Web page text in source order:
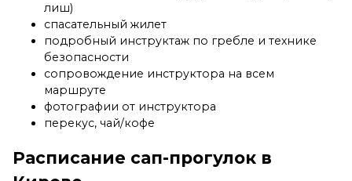
лиш)
спасательный жилет
подробный инструктаж по гребле и технике
безопасности
сопровождение инструктора на всем
маршруте
фотографии от инструктора
перекус, чай/кофе
Расписание сап-прогулок в